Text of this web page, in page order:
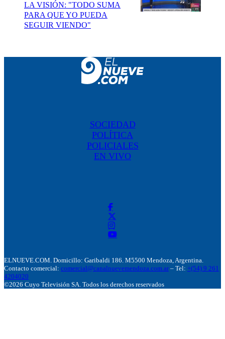
LA VISIÓN: "TODO SUMA
PARA QUE YO PUEDA
SEGUIR VIENDO"
SOCIEDAD
POLÍTICA
POLICIALES
EN VIVO
ELNUEVE.COM. Domicillo: Garibaldi 186. M5500 Mendoza, Argentina.
Contacto comercial: comercial@canalnuevemendoza.com.ar – Tel: +(54) 9 261
4204020
©2026 Cuyo Televisión SA. Todos los derechos reservados